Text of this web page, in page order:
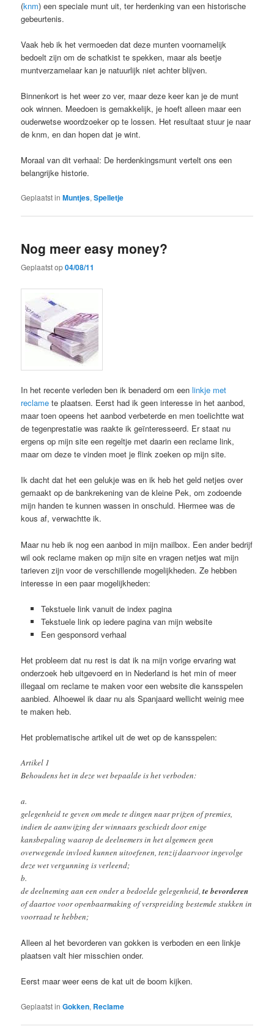
(knm) een speciale munt uit, ter herdenking van een historische
gebeurtenis.
Vaak heb ik het vermoeden dat deze munten voornamelijk
bedoelt zijn om de schatkist te spekken, maar als beetje
muntverzamelaar kan je natuurlijk niet achter blijven.
Binnenkort is het weer zo ver, maar deze keer kan je de munt
ook winnen. Meedoen is gemakkelijk, je hoeft alleen maar een
ouderwetse woordzoeker op te lossen. Het resultaat stuur je naar
de knm, en dan hopen dat je wint.
Moraal van dit verhaal: De herdenkingsmunt vertelt ons een
belangrijke historie.
Geplaatst in Muntjes,Spelletje
Nog meer easy money?
Geplaatst op04/08/11
In het recente verleden ben ik benaderd om eenlinkje met
reclame te plaatsen. Eerst had ik geen interesse in het aanbod,
maar toen opeens het aanbod verbeterde en men toelichtte wat
de tegenprestatie was raakte ik geïnteresseerd. Er staat nu
ergens op mijn site een regeltje met daarin een reclame link,
maar om deze te vinden moet je flink zoeken op mijn site.
Ik dacht dat het een gelukje was en ik heb het geld netjes over
gemaakt op de bankrekening van de kleine Pek, om zodoende
mijn handen te kunnen wassen in onschuld. Hiermee was de
kous af, verwachtte ik.
Maar nu heb ik nog een aanbod in mijn mailbox. Een ander bedrijf
wil ook reclame maken op mijn site en vragen netjes wat mijn
tarieven zijn voor de verschillende mogelijkheden. Ze hebben
interesse in een paar mogelijkheden:
Tekstuele link vanuit de index pagina
Tekstuele link op iedere pagina van mijn website
Een gesponsord verhaal
Het probleem dat nu rest is dat ik na mijn vorige ervaring wat
onderzoek heb uitgevoerd en in Nederland is het min of meer
illegaal om reclame te maken voor een website die kansspelen
aanbied. Alhoewel ik daar nu als Spanjaard wellicht weinig mee
te maken heb.
Het problematische artikel uit de wet op de kansspelen:
Artikel 1
Behoudens het in deze wet bepaalde is het verboden:
a.
gelegenheid te geven om mede te dingen naar prijzen of premies,
indien de aanwijzing der winnaars geschiedt door enige
kansbepaling waarop de deelnemers in het algemeen geen
overwegende invloed kunnen uitoefenen, tenzij daarvoor ingevolge
deze wet vergunning is verleend;
b.
de deelneming aan een onder a bedoelde gelegenheid,te bevorderen
of daartoe voor openbaarmaking of verspreiding bestemde stukken in
voorraad te hebben;
Alleen al het bevorderen van gokken is verboden en een linkje
plaatsen valt hier misschien onder.
Eerst maar weer eens de kat uit de boom kijken.
Geplaatst in Gokken, Reclame